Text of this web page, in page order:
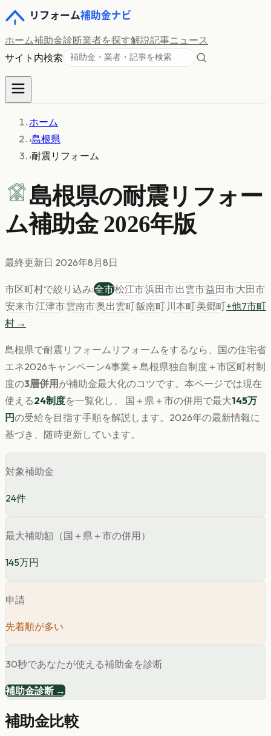
ホーム補助金診断業者を探す解説記事ニュース
サイト内検索
ホーム
›島根県
›耐震リフォーム
島根県の耐震リフォー
ム補助金 2026年版
最終更新日 2026年8月8日
市区町村で絞り込み:全市松江市浜田市出雲市益田市大田市
安来市江津市雲南市奥出雲町飯南町川本町美郷町+他7市町
村 →
島根県で耐震リフォーム リフォームをするなら、国の住宅省
エネ2026キャンペーン4事業＋ 島根県独自制度＋市区町村制
度の3層併用 が補助金最大化のコツです。 本ページでは現在
使える24制度を一覧化し、 国＋県＋市の併用で最大145万
円の受給を目指す手順を解説します。 2026年の最新情報に
基づき、随時更新しています。
対象補助金
24件
最大補助額（国＋県＋市の併用）
145万円
申請
先着順が多い
30秒であなたが使える補助金を診断
補助金診断 →
補助金比較